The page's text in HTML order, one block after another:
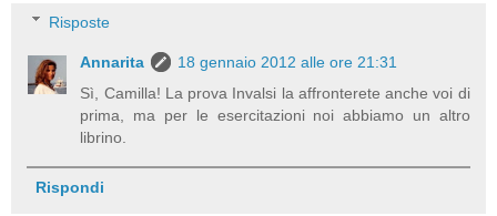
Risposte
Annarita
18 gennaio 2012 alle ore 21:31
Sì, Camilla! La prova Invalsi la affronterete anche voi di
prima, ma per le esercitazioni noi abbiamo un altro
librino.
Rispondi